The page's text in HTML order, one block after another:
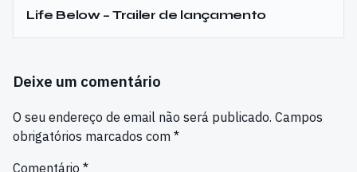
Life Below – Trailer de lançamento
Deixe um comentário
O seu endereço de email não será publicado. Campos
obrigatórios marcados com *
Comentário *